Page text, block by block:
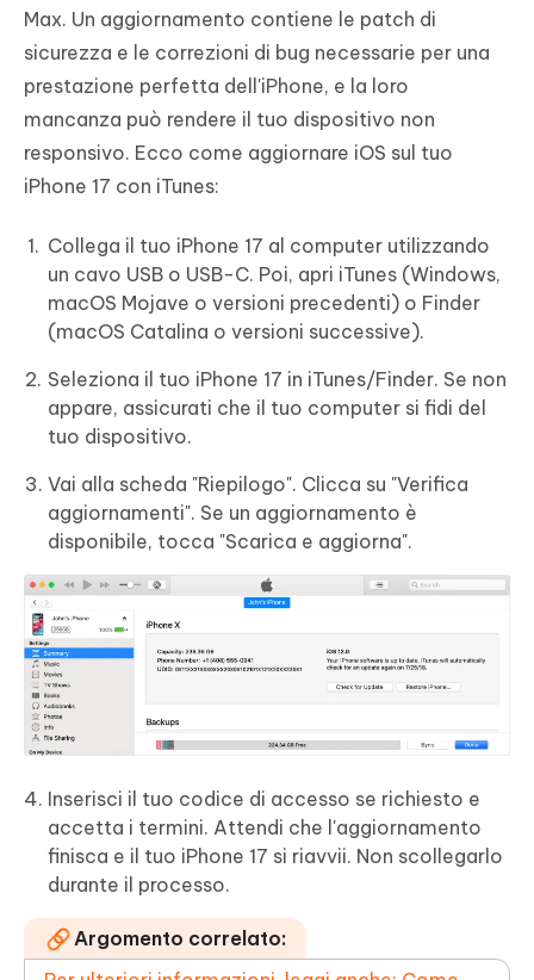
Max. Un aggiornamento contiene le patch di
sicurezza e le correzioni di bug necessarie per una
prestazione perfetta dell'iPhone, e la loro
mancanza può rendere il tuo dispositivo non
responsivo. Ecco come aggiornare iOS sul tuo
iPhone 17 con iTunes:
Collega il tuo iPhone 17 al computer utilizzando
un cavo USB o USB-C. Poi, apri iTunes (Windows,
macOS Mojave o versioni precedenti) o Finder
(macOS Catalina o versioni successive).
Seleziona il tuo iPhone 17 in iTunes/Finder. Se non
appare, assicurati che il tuo computer si fidi del
tuo dispositivo.
Vai alla scheda "Riepilogo". Clicca su "Verifica
aggiornamenti". Se un aggiornamento è
disponibile, tocca "Scarica e aggiorna".
Inserisci il tuo codice di accesso se richiesto e
accetta i termini. Attendi che l'aggiornamento
finisca e il tuo iPhone 17 si riavvii. Non scollegarlo
durante il processo.
Argomento correlato: